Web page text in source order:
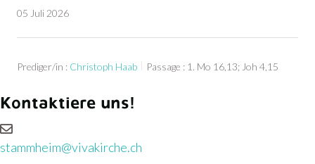
05 Juli 2026
Prediger/in : Christoph Haab Passage : 1. Mo 16,13; Joh 4,15
Kontaktiere uns!
stammheim@vivakirche.ch